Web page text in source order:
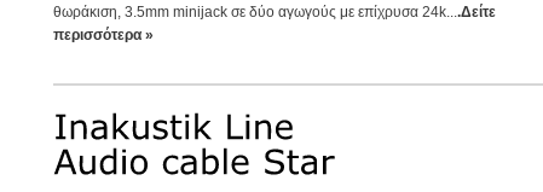
θωράκιση, 3.5mm minijack σε δύο αγωγούς με επίχρυσα 24k....Δείτε
περισσότερα »